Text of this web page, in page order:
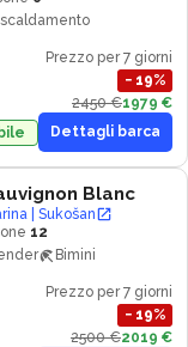
Prezzo per 7 giorni
− 19%
2450 €1979 €
Dettagli barca
Blanc
| Sukošan
12
Bimini
Prezzo per 7 giorni
− 19%
2500 €2019 €